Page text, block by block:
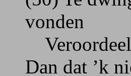
vonden
Dan dat ’k